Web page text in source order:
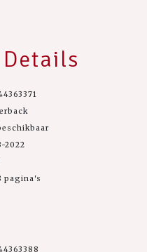
2022
pagina's